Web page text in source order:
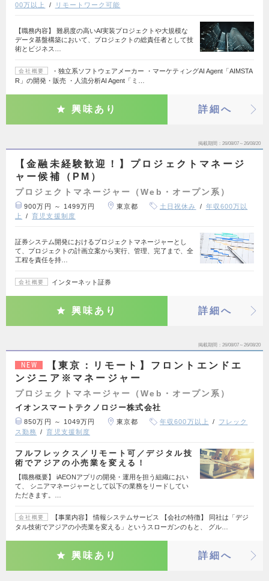
00万以上
リモートワーク可能
【職務内容】 難易度の高いAI実装プロジェクトや大規模な
データ基盤構築において、プロジェクトの総責任者として技
術とビジネス…
会社概要
・独立系ソフトウェアメーカー ・マーケティングAI Agent「AIMSTA
R」の開発・販売 ・人流分析AI Agent「ミ…
興味あり 詳細へ
掲載期間 26/08/07～26/08/20
【金融未経験歓迎！】プロジェクトマネージ
ャー候補（PM）
プロジェクトマネージャー（Web・オープン系）
900万円 ～ 1499万円 東京都 土日祝休み
年収600万以
上
育児支援制度
証券システム開発におけるプロジェクトマネージャーとし
て、プロジェクトの計画立案から実行、管理、完了まで、全
工程を責任を持…
会社概要 インターネット証券
興味あり 詳細へ
掲載期間 26/08/07～26/08/20
NEW
【東京：リモート】フロントエンドエ
ンジニア※マネージャー
プロジェクトマネージャー（Web・オープン系）
イオンスマートテクノロジー株式会社
850万円 ～ 1049万円 東京都 年収600万以上
フレック
ス勤務
育児支援制度
フルフレックス／リモート可／デジタル技
術でアジアの小売業を変える！
【職務概要】 iAEONアプリの開発・運用を担う組織におい
て、 シニアマネージャーとして以下の業務をリードしてい
ただきます。…
会社概要
【事業内容】 情報システムサービス 【会社の特徴】 同社は「デジ
タル技術でアジアの小売業を変える」というスローガンのもと、 グル…
興味あり 詳細へ